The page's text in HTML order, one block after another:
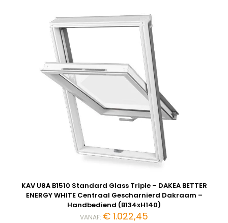
KAV U8A B1510 Standard Glass Triple – DAKEA BETTER
ENERGY WHITE Centraal Gescharnierd Dakraam –
Handbediend (B134xH140)
VANAF: € 1.022,45